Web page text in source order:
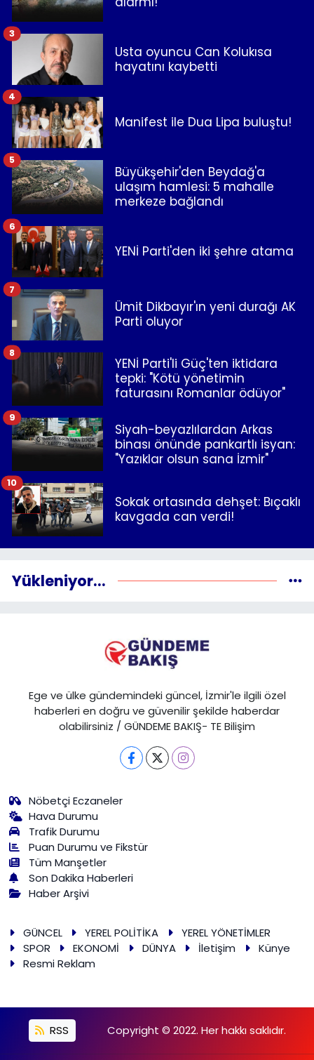
Usta oyuncu Can Kolukısa
hayatını kaybetti
3
Manifest ile Dua Lipa buluştu!
4
Büyükşehir'den Beydağ'a
ulaşım hamlesi: 5 mahalle
merkeze bağlandı
5
YENİ Parti'den iki şehre atama
6
Ümit Dikbayır'ın yeni durağı AK
Parti oluyor
7
YENİ Parti'li Güç'ten iktidara
tepki: "Kötü yönetimin
faturasını Romanlar ödüyor"
8
Siyah-beyazlılardan Arkas
binası önünde pankartlı isyan:
"Yazıklar olsun sana İzmir"
9
Sokak ortasında dehşet: Bıçaklı
kavgada can verdi!
10
Yükleniyor...
Ege ve ülke gündemindeki güncel, İzmir'le ilgili özel
haberleri en doğru ve güvenilir şekilde haberdar
olabilirsiniz / GÜNDEME BAKIŞ- TE Bilişim
Nöbetçi Eczaneler
Hava Durumu
Trafik Durumu
Puan Durumu ve Fikstür
Tüm Manşetler
Son Dakika Haberleri
Haber Arşivi
GÜNCEL YEREL POLİTİKA
YEREL YÖNETİMLER
SPOR
EKONOMİ DÜNYA İletişim
Künye
Resmi Reklam
RSS Copyright © 2022. Her hakkı saklıdır.